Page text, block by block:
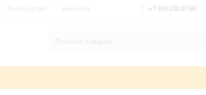
+7 960 208 07 88